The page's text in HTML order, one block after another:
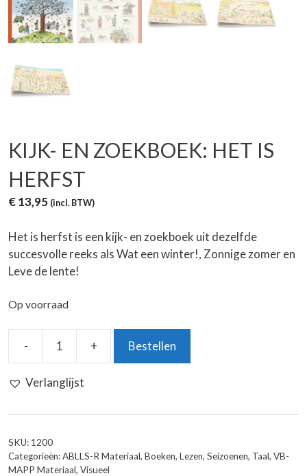
KIJK- EN ZOEKBOEK: HET IS
HERFST
€13,95 (incl. BTW)
Het is herfst is een kijk- en zoekboek uit dezelfde
succesvolle reeks als Wat een winter!, Zonnige zomer en
Leve de lente!
Op voorraad
-
Kijk-
aantal
+ Bestellen
Verlanglijst
SKU: 1200
Categorieën:ABLLS-R Materiaal, Boeken, Lezen, Seizoenen, Taal, VB-
MAPP Materiaal, Visueel